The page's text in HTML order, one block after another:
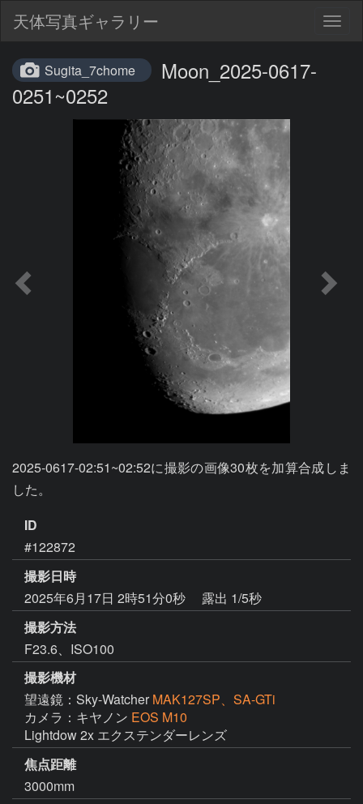
天体写真ギャラリー
Sugita_7chome
Moon_2025-0617-
0251~0252
2025-0617-02:51~02:52に撮影の画像30枚を加算合成しま
ID
#122872
撮影日時
2025年6月17日 2時51分0秒
露出 1/5秒
撮影方法
F23.6、ISO100
撮影機材
望遠鏡：Sky-Watcher MAK127SP、SA-GTi
カメラ：キヤノン EOS M10
Lightdow 2x エクステンダーレンズ
焦点距離
3000mm